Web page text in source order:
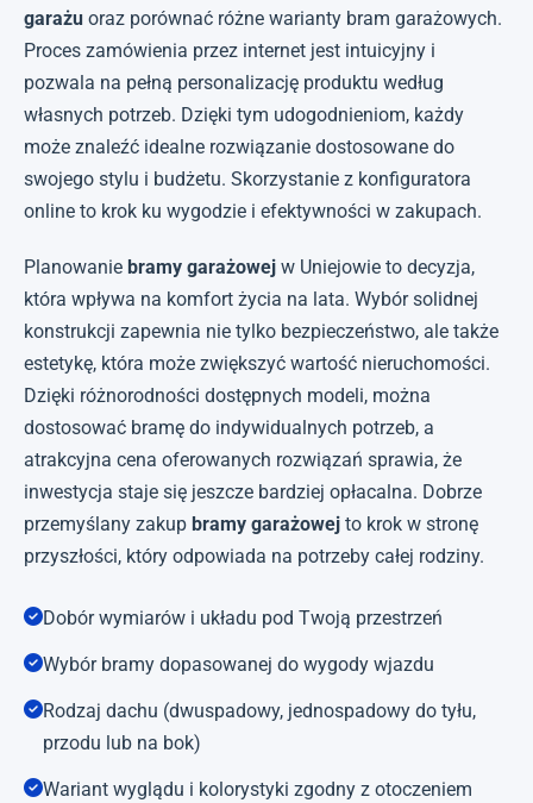
garażu oraz porównać różne warianty bram garażowych.
Proces zamówienia przez internet jest intuicyjny i
pozwala na pełną personalizację produktu według
własnych potrzeb. Dzięki tym udogodnieniom, każdy
może znaleźć idealne rozwiązanie dostosowane do
swojego stylu i budżetu. Skorzystanie z konfiguratora
online to krok ku wygodzie i efektywności w zakupach.
Planowanie bramy garażowej w Uniejowie to decyzja,
która wpływa na komfort życia na lata. Wybór solidnej
konstrukcji zapewnia nie tylko bezpieczeństwo, ale także
estetykę, która może zwiększyć wartość nieruchomości.
Dzięki różnorodności dostępnych modeli, można
dostosować bramę do indywidualnych potrzeb, a
atrakcyjna cena oferowanych rozwiązań sprawia, że
inwestycja staje się jeszcze bardziej opłacalna. Dobrze
przemyślany zakup bramy garażowej to krok w stronę
przyszłości, który odpowiada na potrzeby całej rodziny.
Dobór wymiarów i układu pod Twoją przestrzeń
Wybór bramy dopasowanej do wygody wjazdu
Rodzaj dachu (dwuspadowy, jednospadowy do tyłu,
przodu lub na bok)
Wariant wyglądu i kolorystyki zgodny z otoczeniem